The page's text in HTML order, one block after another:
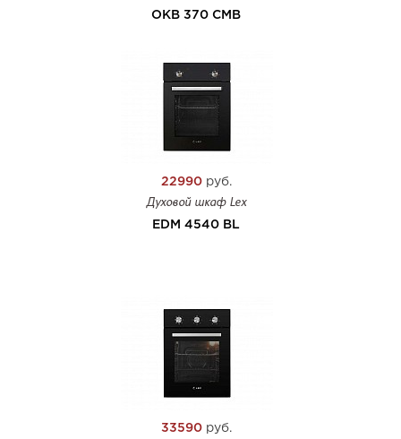
OKB 370 CMB
22990руб.
Духовой шкаф Lex
EDM 4540 BL
33590руб.